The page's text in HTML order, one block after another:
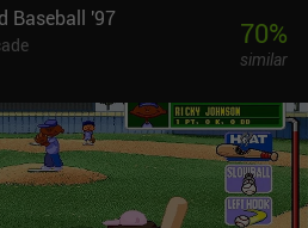
Baseball '97 70%
similar